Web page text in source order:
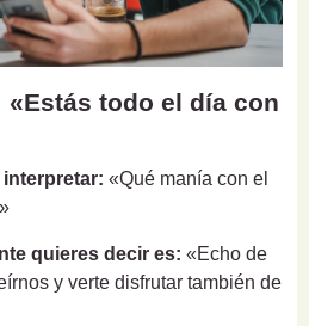
«Estás todo el día con
«Qué manía con el
quieres decir es: «Echo de
y verte disfrutar también de